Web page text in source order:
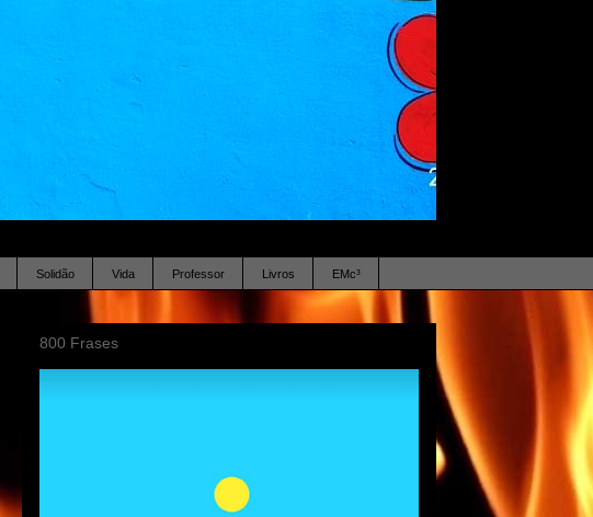
Solidão Vida Professor Livros EMc³
800 Frases